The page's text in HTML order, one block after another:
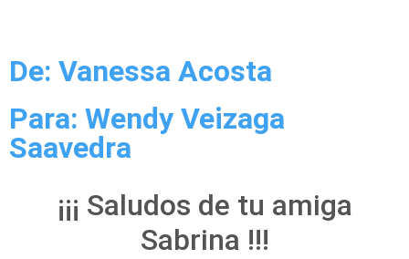
De: Vanessa Acosta
Para: Wendy Veizaga
Saavedra
¡¡¡ Saludos de tu amiga
Sabrina !!!